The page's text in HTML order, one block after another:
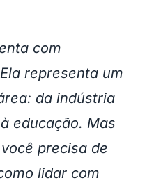
com
representa um
da indústria
educação. Mas
precisa de
lidar com